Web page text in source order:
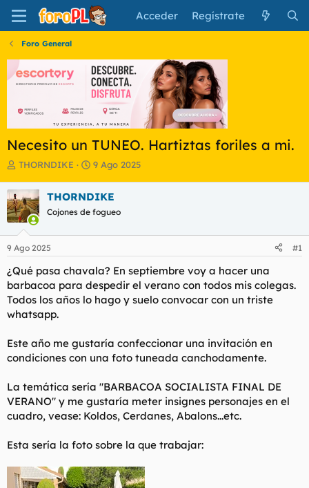
Acceder Regístrate
Foro General
Necesito un TUNEO. Hartiztas foriles a mi.
I
i
c
i
a
d
o
d
e
l
t
m
a
THORNDIKE
F
h
a
e
i
c
9 Ago 2025
THORNDIKE
Cojones de fogueo
9 Ago 2025 #1
¿Qué pasa chavala? En septiembre voy a hacer una
barbacoa para despedir el verano con todos mis colegas.
Todos los años lo hago y suelo convocar con un triste
whatsapp.
Este año me gustaría confeccionar una invitación en
condiciones con una foto tuneada canchodamente.
La temática sería "BARBACOA SOCIALISTA FINAL DE
VERANO" y me gustaría meter insignes personajes en el
cuadro, vease: Koldos, Cerdanes, Abalons...etc.
Esta sería la foto sobre la que trabajar: